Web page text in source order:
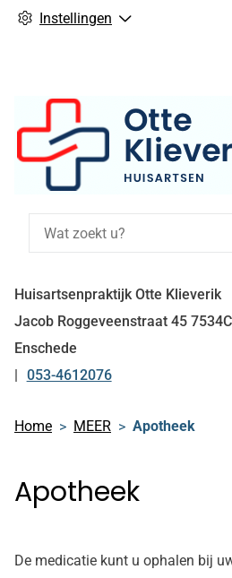
Instellingen
Huisartsenpraktijk Otte Klieverik
Jacob Roggeveenstraat 45
Enschede
Tel:
053-4612076
Home MEER Apotheek
Apotheek
De medicatie kunt u ophalen bij